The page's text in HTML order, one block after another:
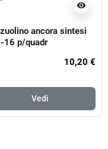
visibility
ancora sintesi
16 p/quadr
10,20 €
Vedi